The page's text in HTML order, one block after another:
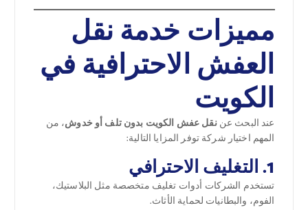
مميزات خدمة نقل
العفش الاحترافية في
الكويت
عند البحث عننقل عفش الكويت بدون تلف أو خدوش، من
المهم اختيار شركة توفر المزايا التالية:
1. التغليف الاحترافي
تستخدم الشركات أدوات تغليف متخصصة مثل البلاستيك،
الفوم، والبطانيات لحماية الأثاث.